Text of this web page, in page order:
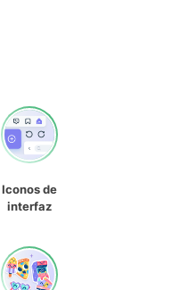
Iconos de
interfaz